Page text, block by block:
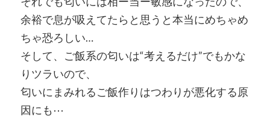
余裕で息が吸えてたらと思うと本当にめちゃめ
ちゃ恐ろしい…
そして、ご飯系の匂いは“考えるだけ”でもかな
りツラいので、
匂いにまみれるご飯作りはつわりが悪化する原
因にも⋯